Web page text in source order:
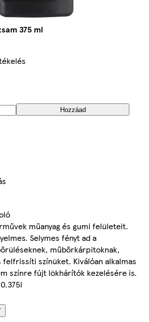
375 ml
Hozzáad
műanyag és gumi felületeit.
Selymes fényt ad a
műbőrkárpitoknak,
felfrissíti színüket. Kiválóan alkalmas
színre fújt lökhárítók kezelésére is.